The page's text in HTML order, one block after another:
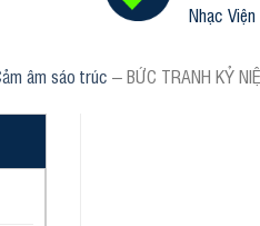
Nhạc Viện
âm sáo trúc –BỨC TRANH KỶ